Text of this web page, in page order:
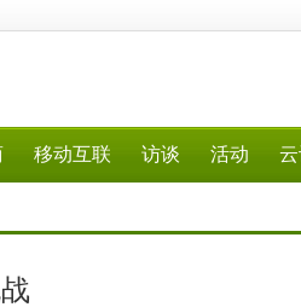
移动互联 访谈 活动